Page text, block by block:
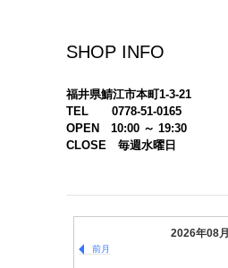
SHOP INFO
福井県鯖江市本町1-3-21
TEL 0778-51-0165
OPEN 10:00 ～ 19:30
CLOSE 毎週水曜日
2026年08月
前月